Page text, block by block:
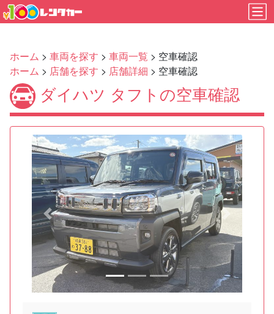
ホーム > 車両を探す > 車両一覧 > 空車確認
ホーム > 店舗を探す > 店舗詳細 > 空車確認
ダイハツ タフトの空車確認
Previous Next